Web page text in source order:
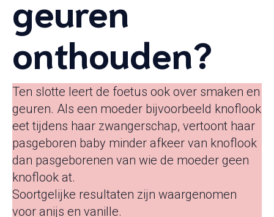
geuren
onthouden?
Ten slotte leert de foetus ook over smaken en
geuren. Als een moeder bijvoorbeeld knoflook
eet tijdens haar zwangerschap, vertoont haar
pasgeboren baby minder afkeer van knoflook
dan pasgeborenen van wie de moeder geen
knoflook at.
Soortgelijke resultaten zijn waargenomen
voor anijs en vanille.